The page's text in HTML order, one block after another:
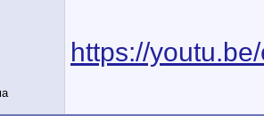
https://